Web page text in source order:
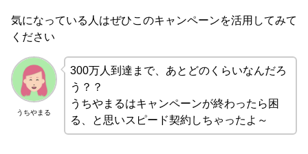
気になっている人はぜひこのキャンペーンを活用してみて
ください
うちやまる
300万人到達まで、あとどのくらいなんだろ
う？？
うちやまるはキャンペーンが終わったら困
る、と思いスピード契約しちゃったよ～